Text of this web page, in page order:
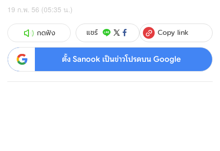
19 ก.พ. 56 (05:35 น.)
กดฟัง แชร์ Copy link
ตั้ง Sanook เป็นข่าวโปรดบน Google